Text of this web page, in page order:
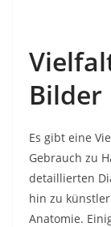
Bilder
Es gibt eine
Gebrauch zu
detaillierten
hin zu
Anatomie.